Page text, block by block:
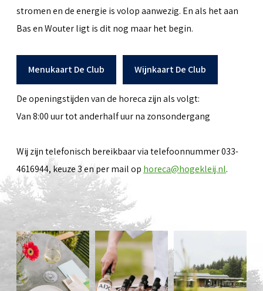
stromen en de energie is volop aanwezig. En als het aan
Bas en Wouter ligt is dit nog maar het begin.
Menukaart De Club Wijnkaart De Club
De openingstijden van de horeca zijn als volgt:
Van 8:00 uur tot anderhalf uur na zonsondergang
Wij zijn telefonisch bereikbaar via telefoonnummer 033-
4616944, keuze 3 en per mail op horeca@hogekleij.nl.